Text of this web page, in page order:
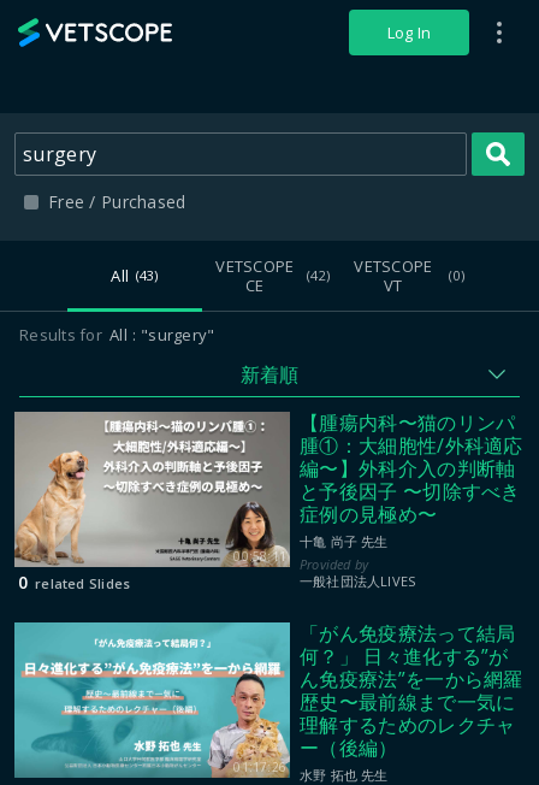
Log In
Free / Purchased
All (43)
VETSCOPE
CE
(42)
VETSCOPE
VT
(0)
Results for All "surgery"
新着順
00:58:11
【腫瘍内科〜猫のリンパ
腫①：大細胞性/外科適応
編〜】外科介入の判断軸
と予後因子 〜切除すべき
症例の見極め〜
十亀 尚子 先生
一般社団法人LIVES
0 related Slides
01:17:26
「がん免疫療法って結局
何？」 日々進化する”が
ん免疫療法”を一から網羅
歴史〜最前線まで一気に
理解するためのレクチャ
ー（後編）
水野 拓也 先生